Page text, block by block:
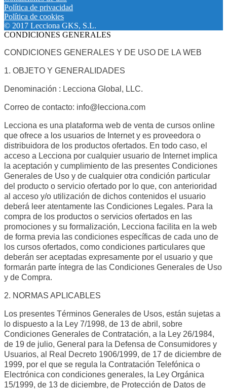
Política de privacidad
Política de cookies
© 2017 Lecciona GKS, S.L.
CONDICIONES GENERALES
CONDICIONES GENERALES Y DE USO DE LA WEB
1. OBJETO Y GENERALIDADES
Denominación : Lecciona Global, LLC.
Correo de contacto: info@lecciona.com
Lecciona es una plataforma web de venta de cursos online
que ofrece a los usuarios de Internet y es proveedora o
distribuidora de los productos ofertados. En todo caso, el
acceso a Lecciona por cualquier usuario de Internet implica
la aceptación y cumplimiento de las presentes Condiciones
Generales de Uso y de cualquier otra condición particular
del producto o servicio ofertado por lo que, con anterioridad
al acceso y/o utilización de dichos contenidos el usuario
deberá leer atentamente las Condiciones Legales. Para la
compra de los productos o servicios ofertados en las
promociones y su formalización, Lecciona facilita en la web
de forma previa las condiciones específicas de cada uno de
los cursos ofertados, como condiciones particulares que
deberán ser aceptadas expresamente por el usuario y que
formarán parte íntegra de las Condiciones Generales de Uso
y de Compra.
2. NORMAS APLICABLES
Los presentes Términos Generales de Usos, están sujetas a
lo dispuesto a la Ley 7/1998, de 13 de abril, sobre
Condiciones Generales de Contratación, a la Ley 26/1984,
de 19 de julio, General para la Defensa de Consumidores y
Usuarios, al Real Decreto 1906/1999, de 17 de diciembre de
1999, por el que se regula la Contratación Telefónica o
Electrónica con condiciones generales, la Ley Orgánica
15/1999, de 13 de diciembre, de Protección de Datos de